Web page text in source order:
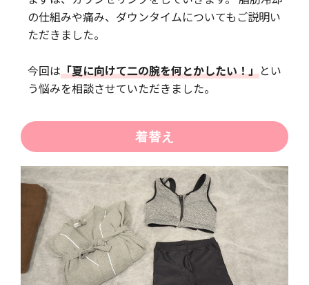
の仕組みや痛み、ダウンタイムについてもご説明い
ただきました。
今回は「夏に向けて二の腕を何とかしたい！」とい
う悩みを相談させていただきました。
着替え